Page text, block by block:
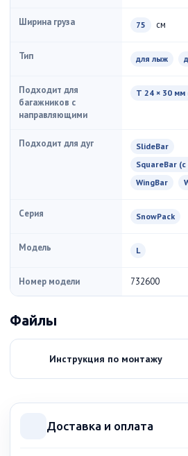
Ширина груза 75 см
Тип для лыж
Подходит для
багажников с
направляющими
T 24 × 30
Подходит для дуг
SlideBar
SquareBar
WingBar
Серия SnowPack
Модель L
Номер модели 732600
Файлы
Инструкция по монтажу
Доставка и оплата